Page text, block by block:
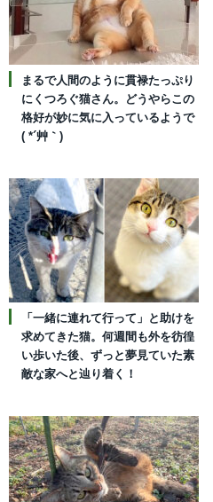
まるで人間のように貫禄たっぷり
にくつろぐ猫さん。どうやらこの
格好が妙に気に入っているようで
( *´艸｀)
「一緒に連れて行って」と助けを
求めてきた猫。何週間も外を彷徨
い歩いた後、ずっと夢見ていた素
敵な家へと辿り着く！